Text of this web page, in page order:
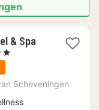
& Spa
Scheveningen